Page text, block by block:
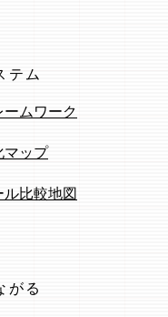
テム
ームワーク
マップ
ル比較地図
がる